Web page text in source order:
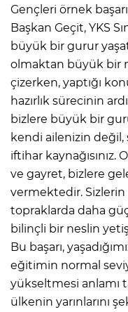
Gençleri örnek
Başkan Geçit, YKS
büyük bir gurur
olmaktan büyük bir
çizerken, yaptığı
hazırlık sürecinin
bizlere büyük bir
kendi ailenizin
iftihar
ve gayret, bizlere
vermektedir. Sizlerin
topraklarda daha
bilinçli bir neslin
Bu başarı,
eğitimin normal
yükseltmesi anlamı
ülkenin yarınlarını